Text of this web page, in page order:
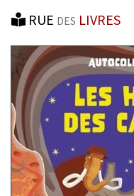
RUE DES LIVRES